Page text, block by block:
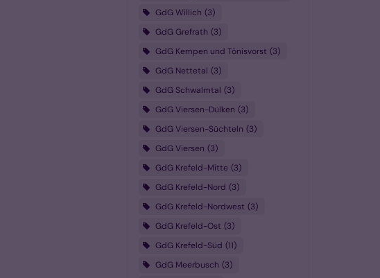
GdG Willich 3
GdG Grefrath 3
GdG Kempen und Tönisvorst 3
GdG Nettetal 3
GdG Schwalmtal 3
GdG Viersen-Dülken 3
GdG Viersen-Süchteln 3
GdG Viersen 3
GdG Krefeld-Mitte 3
GdG Krefeld-Nord 3
GdG Krefeld-Nordwest 3
GdG Krefeld-Ost 3
GdG Krefeld-Süd 11
GdG Meerbusch 3